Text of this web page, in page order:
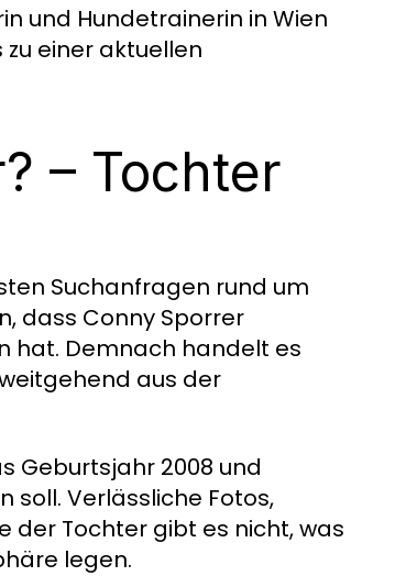
und Hundetrainerin in Wien
einer aktuellen
– Tochter
Suchanfragen rund um
dass Conny Sporrer
hat. Demnach handelt es
aus der
Geburtsjahr 2008 und
soll. Verlässliche Fotos,
Tochter gibt es nicht, was
legen.